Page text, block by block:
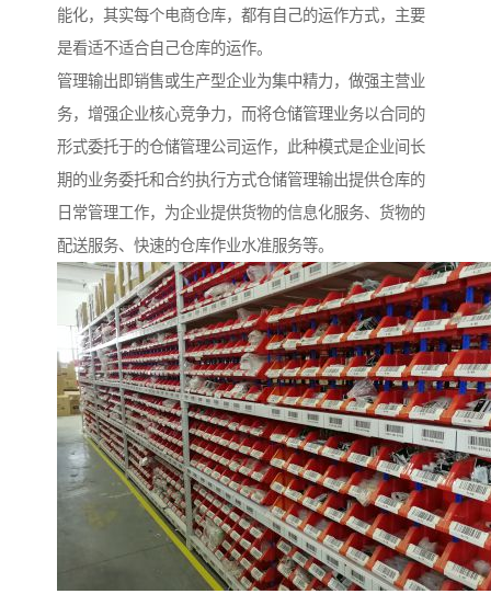
能化，其实每个电商仓库，都有自己的运作方式，主要
是看适不适合自己仓库的运作。
管理输出即销售或生产型企业为集中精力，做强主营业
务，增强企业核心竞争力，而将仓储管理业务以合同的
形式委托于的仓储管理公司运作，此种模式是企业间长
期的业务委托和合约执行方式仓储管理输出提供仓库的
日常管理工作，为企业提供货物的信息化服务、货物的
配送服务、快速的仓库作业水准服务等。